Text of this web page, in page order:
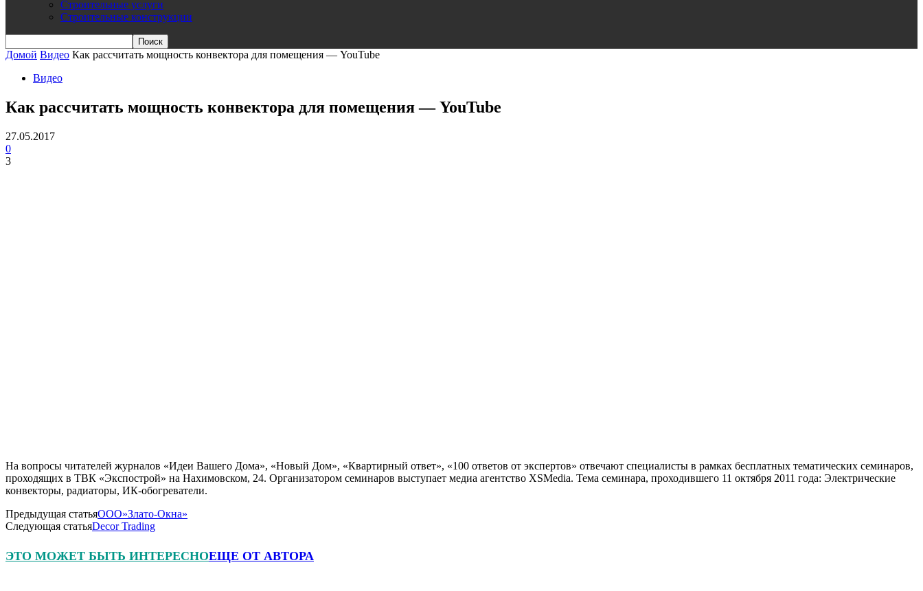
Строительные услуги
Строительные конструкции
Домой Видео Как рассчитать мощность конвектора для помещения — YouTube
Видео
Как рассчитать мощность конвектора для помещения — YouTube
27.05.2017
0
3
На вопросы читателей журналов «Идеи Вашего Дома», «Новый Дом», «Квартирный ответ», «100 ответов от экспертов» отвечают специалисты в рамках бесплатных тематических семинаров,
проходящих в ТВК «Экспострой» на Нахимовском, 24. Организатором семинаров выступает медиа агентство XSMedia. Тема семинара, проходившего 11 октября 2011 года: Электрические
конвекторы, радиаторы, ИК-обогреватели.
Предыдущая статьяООО»Злато-Окна»
Следующая статьяDecor Trading
ЭТО МОЖЕТ БЫТЬ ИНТЕРЕСНОЕЩЕ ОТ АВТОРА